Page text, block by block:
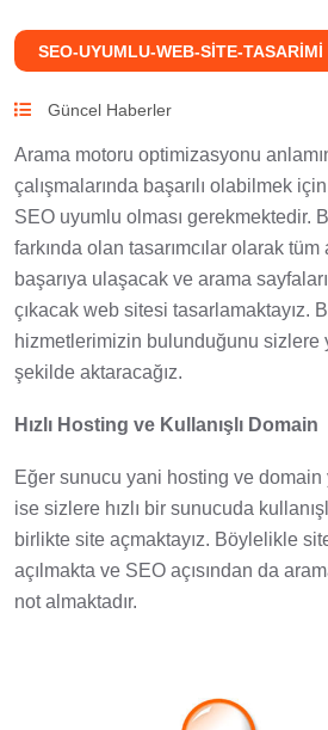
SEO-UYUMLU-WEB-SITE-TASARIMI
Güncel Haberler
Arama motoru optimizasyonu
çalışmalarında başarılı olabilmek
SEO uyumlu olması gerekmektedir.
farkında olan tasarımcılar olarak
başarıya ulaşacak ve arama
çıkacak web sitesi tasarlamaktayız.
hizmetlerimizin bulunduğunu sizlere
şekilde aktaracağız.
Hızlı Hosting ve Kullanışlı Domain
Eğer sunucu yani hosting ve domain
ise sizlere hızlı bir sunucuda
birlikte site açmaktayız. Böylelikle
açılmakta ve SEO açısından da
not almaktadır.